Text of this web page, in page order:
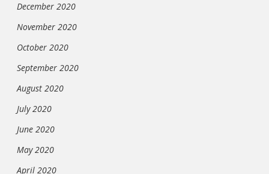
December 2020
November 2020
October 2020
September 2020
August 2020
July 2020
June 2020
May 2020
April 2020